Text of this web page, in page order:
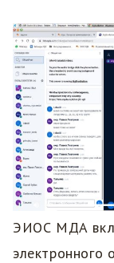
ЭИОС МДА
электронного